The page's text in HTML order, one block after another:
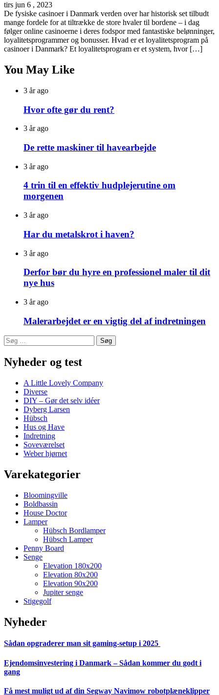
tirs jun 6 , 2023
De fysiske casinoer i Danmark verden over har historisk set tilbudt
mange fordele for at tiltrække de store hvaler til bordene – i dag
følger online casinoerne i deres fodspor med fantastiske belønninger,
loyalitetsprogrammer og bonusser. Hvad er et loyalitetsprogram på
casinoer i Danmark? Et loyalitetsprogram er et system, hvor […]
You May Like
3 år ago
Hvor ofte gør du rent?
3 år ago
De rette maskiner til havearbejde
3 år ago
4 trin til en effektiv hudplejerutine om
morgenen
3 år ago
Har du metalskrot i haven?
3 år ago
Derfor bør du hyre en professionel maler til dit
nye hus
3 år ago
Malerarbejdet er en vigtig del af indretningen
Søg
efter:
Nyheder og test
A Little Lovely Company
Diverse
DIY – Gør det selv idéer
Dyberg Larsen
Hübsch
Hus og Have
Indretning
Soveværelset
Weber hjørnet
Varekategorier
Bloomingville
Boldbassin
House Doctor
Lamper
Hübsch Bordlamper
Hübsch Lamper
Penny Board
Senge
Elevation 180x200
Elevation 80x200
Elevation 90x200
Jupiter senge
Stigegolf
Nyheder
Sådan opgraderer man sit gaming-setup i 2025
Ejendomsinvestering i Danmark – Sådan kommer du godt i
gang
Få mest muligt ud af din Segway Navimow robotplæneklipper